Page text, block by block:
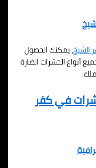
الشيخ، يمكنك الحصول
أنواع الحشرات الضارة
في كفر